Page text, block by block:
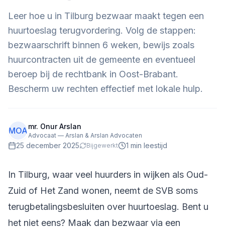
🇷🇴 Română
Gratis Advies
Leer hoe u in Tilburg bezwaar maakt tegen een
huurtoeslag terugvordering. Volg de stappen:
bezwaarschrift binnen 6 weken, bewijs zoals
huurcontracten uit de gemeente en eventueel
beroep bij de rechtbank in Oost-Brabant.
Bescherm uw rechten effectief met lokale hulp.
MOAmr. Onur Arslan
Advocaat — Arslan & Arslan Advocaten
25 december 2025 Bijgewerkt 1 min leestijd
In Tilburg, waar veel huurders in wijken als Oud-
Zuid of Het Zand wonen, neemt de SVB soms
terugbetalingsbesluiten over huurtoeslag. Bent u
het niet eens? Maak dan bezwaar via een